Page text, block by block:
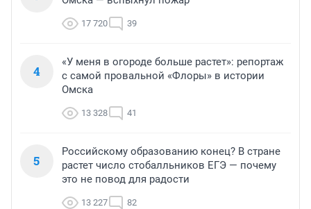
17 720 39
4
«У меня в огороде больше растет»: репортаж
с самой провальной «Флоры» в истории
Омска
13 328 41
5
Российскому образованию конец? В стране
растет число стобалльников ЕГЭ — почему
это не повод для радости
13 227 82